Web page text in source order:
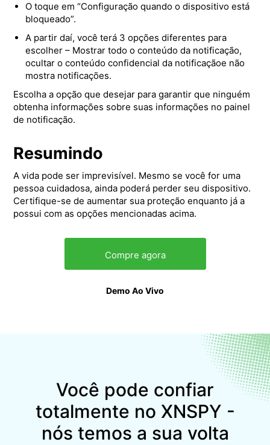
O toque em “Configuração quando o dispositivo está
bloqueado”.
A partir daí, você terá 3 opções diferentes para
escolher – Mostrar todo o conteúdo da notificação,
ocultar o conteúdo confidencial da notificaçãoe não
mostra notificações.
Escolha a opção que desejar para garantir que ninguém
obtenha informações sobre suas informações no painel
de notificação.
Resumindo
A vida pode ser imprevisível. Mesmo se você for uma
pessoa cuidadosa, ainda poderá perder seu dispositivo.
Certifique-se de aumentar sua proteção enquanto já a
possui com as opções mencionadas acima.
Compre agora
Demo Ao Vivo
Você pode confiar
totalmente no XNSPY -
nós temos a sua volta